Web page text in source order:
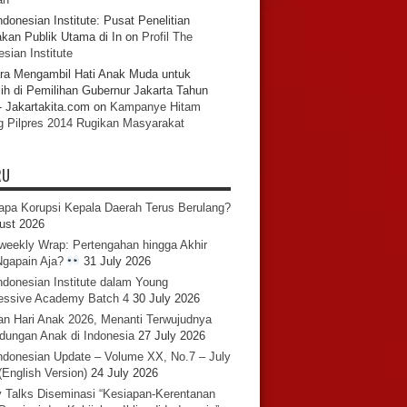
Institute: Pusat Penelitian
Publik Utama di Inon Profil The
Institute
Mengambil Hati Anak Muda untuk
di Pemilihan Gubernur Jakarta Tahun
Jakartakita.com on Kampanye Hitam
Pilpres 2014 Rugikan Masyarakat
Korupsi Kepala Daerah Terus Berulang?
2026
Wrap: Pertengahan hingga Akhir
Aja?
31 July 2026
Institute dalam Young
Academy Batch 4 30 July 2026
Hari Anak 2026, Menanti Terwujudnya
Anak di Indonesia 27 July 2026
Update – Volume XX, No.7 – July
Version) 24 July 2026
Talks Diseminasi “Kesiapan-Kerentanan